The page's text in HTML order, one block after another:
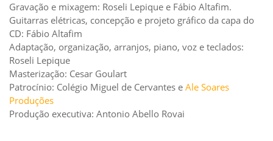
Gravação e mixagem: Roseli Lepique e Fábio Altafim.
Guitarras elétricas, concepção e projeto gráfico da capa do
CD: Fábio Altafim
Adaptação, organização, arranjos, piano, voz e teclados:
Roseli Lepique
Masterização: Cesar Goulart
Patrocínio: Colégio Miguel de Cervantes e Ale Soares
Produções
Produção executiva: Antonio Abello Rovai